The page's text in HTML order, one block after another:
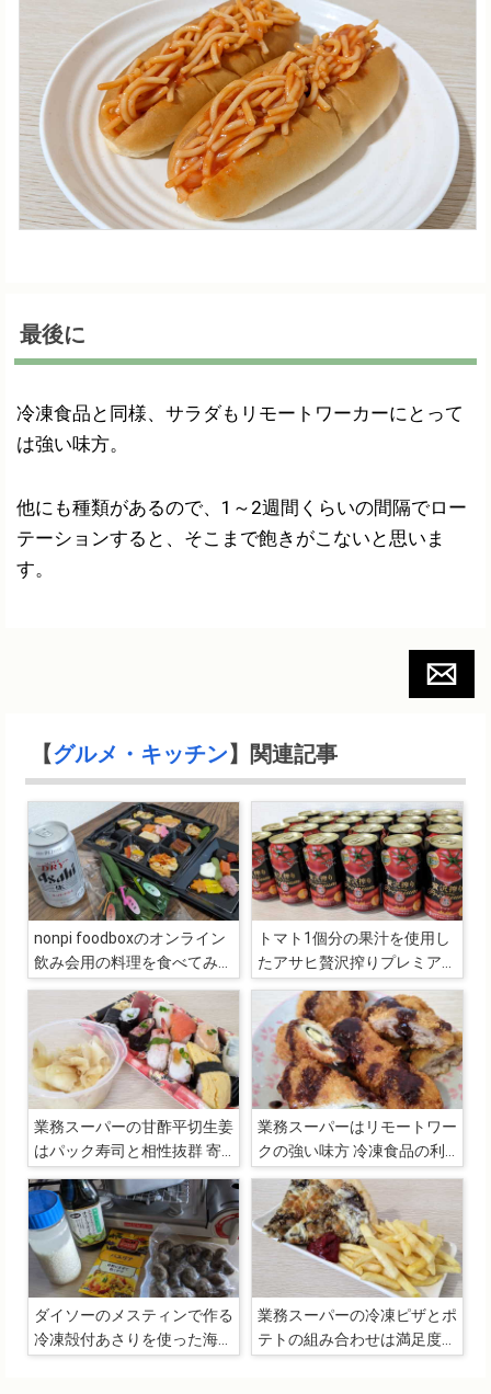
最後に
冷凍食品と同様、サラダもリモートワーカーにとって
は強い味方。
他にも種類があるので、1～2週間くらいの間隔でロー
テーションすると、そこまで飽きがこないと思いま
す。
【グルメ・キッチン】関連記事
nonpi foodboxのオンライン
飲み会用の料理を食べてみま
した
トマト1個分の果汁を使用し
たアサヒ贅沢搾りプレミアム
トマトが美味すぎる
業務スーパーの甘酢平切生姜
はパック寿司と相性抜群 寄
ったら高確率でリピート購入
している漬物たち
業務スーパーはリモートワー
クの強い味方 冷凍食品の利
用でランチのレパートリーを
増やそう
ダイソーのメスティンで作る
冷凍殻付あさりを使った海鮮
業務スーパーの冷凍ピザとポ
テトの組み合わせは満足度